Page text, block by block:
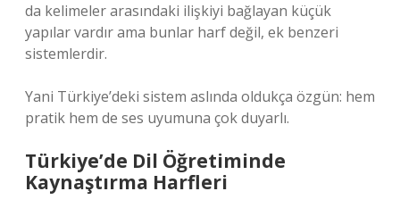
da kelimeler arasındaki ilişkiyi bağlayan küçük
yapılar vardır ama bunlar harf değil, ek benzeri
sistemlerdir.
Yani Türkiye’deki sistem aslında oldukça özgün: hem
pratik hem de ses uyumuna çok duyarlı.
Türkiye’de Dil Öğretiminde
Kaynaştırma Harfleri